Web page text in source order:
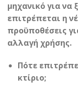
μηχανικό για να
επιτρέπεται η
προϋποθέσεις
αλλαγή χρήσης.
Πότε
κτίριο;